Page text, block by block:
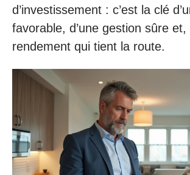
d’investissement : c’est la clé
favorable, d’une gestion sûre et,
rendement qui tient la route.